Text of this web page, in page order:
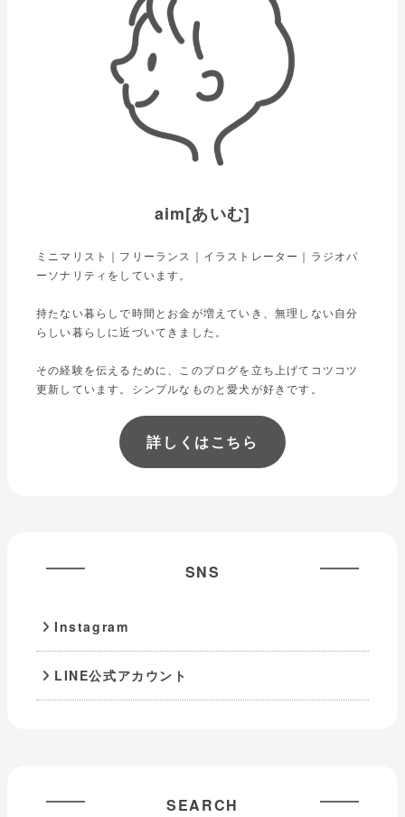
aim[あいむ]
ミニマリスト｜フリーランス｜イラストレーター｜ラジオパ
ーソナリティをしています。
持たない暮らしで時間とお金が増えていき、無理しない自分
らしい暮らしに近づいてきました。
その経験を伝えるために、このブログを立ち上げてコツコツ
更新しています。シンプルなものと愛犬が好きです。
詳しくはこちら
SNS
Instagram
LINE公式アカウント
SEARCH